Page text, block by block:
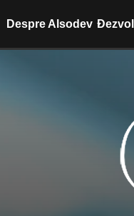
Despre Alsodev